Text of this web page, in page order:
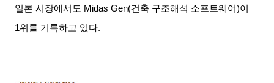
일본 시장에서도 Midas Gen(건축 구조해석 소프트웨어)이
1위를 기록하고 있다.